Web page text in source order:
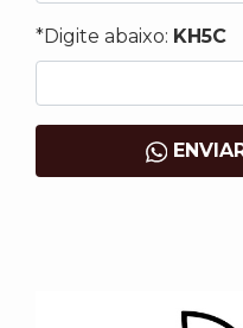
*Digite abaixo: KH5C